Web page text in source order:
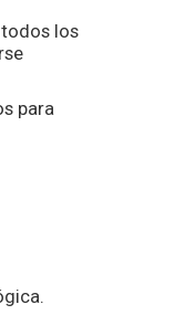
los
para